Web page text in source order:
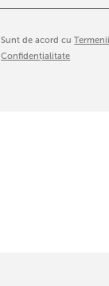
Sunt de acord cu
Confidențialitate